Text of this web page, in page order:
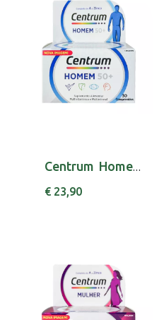
Centrum Homem 50+ Comp X 30 comps
€ 23,90